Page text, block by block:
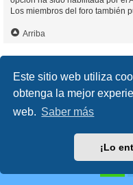
Este sitio web utiliza
obtenga la mejor
web. Saber más
¡Lo
Los miembros del foro también
Arriba
Desarrollado por
® Forum
Traducción al español porphpBB
Condiciones